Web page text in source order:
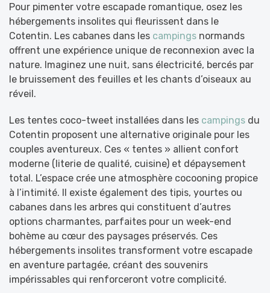
Pour pimenter votre escapade romantique, osez les
hébergements insolites qui fleurissent dans le
Cotentin. Les cabanes dans les campings normands
offrent une expérience unique de reconnexion avec la
nature. Imaginez une nuit, sans électricité, bercés par
le bruissement des feuilles et les chants d’oiseaux au
réveil.
Les tentes coco-tweet installées dans les campings du
Cotentin proposent une alternative originale pour les
couples aventureux. Ces « tentes » allient confort
moderne (literie de qualité, cuisine) et dépaysement
total. L’espace crée une atmosphère cocooning propice
à l’intimité. Il existe également des tipis, yourtes ou
cabanes dans les arbres qui constituent d’autres
options charmantes, parfaites pour un week-end
bohème au cœur des paysages préservés. Ces
hébergements insolites transforment votre escapade
en aventure partagée, créant des souvenirs
impérissables qui renforceront votre complicité.